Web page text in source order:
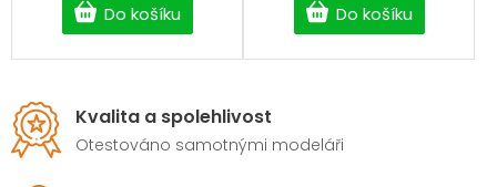
Do košíku Do košíku
Kvalita a spolehlivost
Otestováno samotnými modeláři